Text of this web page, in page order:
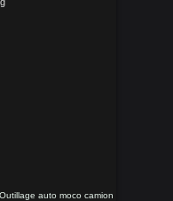
Outillage auto moco camion